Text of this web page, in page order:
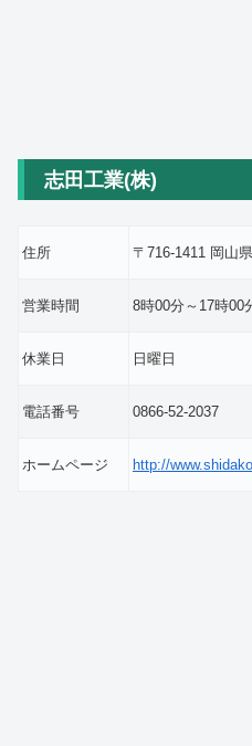
志田工業(株)
住所 〒716-1411 岡山
営業時間 8時00分～17時00
休業日 日曜日
電話番号 0866-52-2037
ホームページ http://